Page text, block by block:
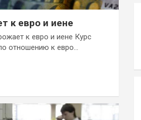
к евро и иене
к евро и иене Курс
отношению к евро…